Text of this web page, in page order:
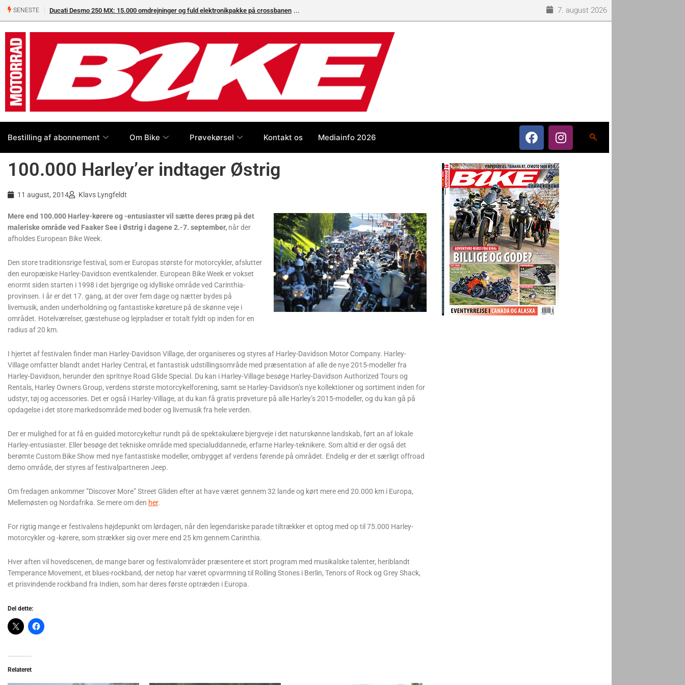
SENESTE Ducati Desmo 250 MX: 15.000 omdrejninger og fuld elektronikpakke på crossbanen 7. august 2026
Bestilling af abonnement Om Bike Prøvekørsel Kontakt os Mediainfo 2026
100.000 Harley’er indtager Østrig
11 august, 2014 Klavs Lyngfeldt
Mere end 100.000 Harley-kørere og -entusiaster vil sætte deres præg på det
maleriske område ved Faaker See i Østrig i dagene 2.-7. september, når der
afholdes European Bike Week.
Den store traditionsrige festival, som er Europas største for motorcykler, afslutter
den europæiske Harley-Davidson eventkalender. European Bike Week er vokset
enormt siden starten i 1998 i det bjergrige og idylliske område ved Carinthia-
provinsen. I år er det 17. gang, at der over fem dage og nætter bydes på
livemusik, anden underholdning og fantastiske køreture på de skønne veje i
området. Hotelværelser, gæstehuse og lejrpladser er totalt fyldt op inden for en
radius af 20 km.
I hjertet af festivalen finder man Harley-Davidson Village, der organiseres og styres af Harley-Davidson Motor Company. Harley-
Village omfatter blandt andet Harley Central, et fantastisk udstillingsområde med præsentation af alle de nye 2015-modeller fra
Harley-Davidson, herunder den spritnye Road Glide Special. Du kan i Harley-Village besøge Harley-Davidson Authorized Tours og
Rentals, Harley Owners Group, verdens største motorcykelforening, samt se Harley-Davidson’s nye kollektioner og sortiment inden for
udstyr, tøj og accessories. Det er også i Harley-Village, at du kan få gratis prøveture på alle Harley’s 2015-modeller, og du kan gå på
opdagelse i det store markedsområde med boder og livemusik fra hele verden.
Der er mulighed for at få en guided motorcykeltur rundt på de spektakulære bjergveje i det naturskønne landskab, ført an af lokale
Harley-entusiaster. Eller besøge det tekniske område med specialuddannede, erfarne Harley-teknikere. Som altid er der også det
berømte Custom Bike Show med nye fantastiske modeller, ombygget af verdens førende på området. Endelig er der et særligt offroad
demo område, der styres af festivalpartneren Jeep.
Om fredagen ankommer ”Discover More” Street Gliden efter at have været gennem 32 lande og kørt mere end 20.000 km i Europa,
Mellemøsten og Nordafrika. Se mere om den her.
For rigtig mange er festivalens højdepunkt om lørdagen, når den legendariske parade tiltrækker et optog med op til 75.000 Harley-
motorcykler og -kørere, som strækker sig over mere end 25 km gennem Carinthia.
Hver aften vil hovedscenen, de mange barer og festivalområder præsentere et stort program med musikalske talenter, heriblandt
Temperance Movement, et blues-rockband, der netop har været opvarmning til Rolling Stones i Berlin, Tenors of Rock og Grey Shack,
et prisvindende rockband fra Indien, som har deres første optræden i Europa.
Del dette:
Relateret